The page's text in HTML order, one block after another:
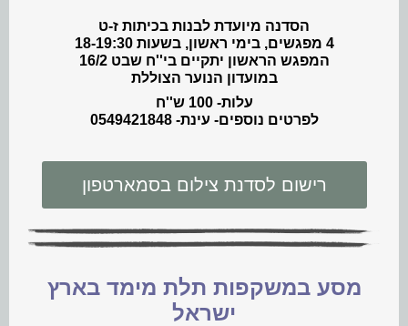
הסדנה מיועדת לבנות בכיתות ז-ט
4 מפגשים, בימי ראשון, בשעות 18-19:30
המפגש הראשון יתקיים בי''ח שבט 16/2
במועדון הנוער הצוללת
עלות- 100 ש''ח
לפרטים נוספים- עינת-0549421848
רישום לסדנת צילום בסמארטפון
מסע במשקפות תלת מימד בארץ
ישראל